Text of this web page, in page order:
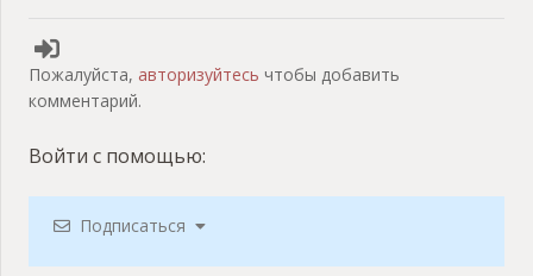
Пожалуйста, авторизуйтесь чтобы добавить
комментарий.
Войти с помощью:
Подписаться